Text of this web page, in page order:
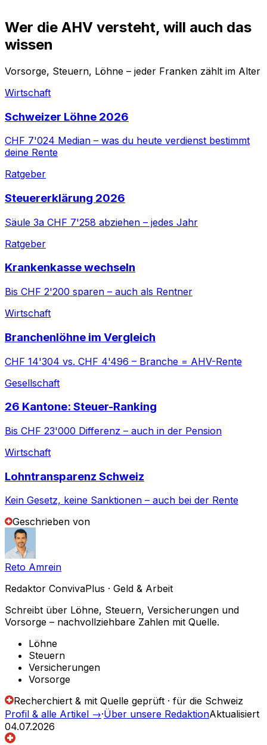
Wer die AHV versteht, will auch das
wissen
Vorsorge, Steuern, Löhne – jeder Franken zählt im Alter
Wirtschaft
Schweizer Löhne 2026
CHF 7'024 Median – was du heute verdienst bestimmt
deine Rente
Ratgeber
Steuererklärung 2026
Säule 3a CHF 7'258 abziehen – jedes Jahr
Ratgeber
Krankenkasse wechseln
Bis CHF 2'200 sparen – auch als Rentner
Wirtschaft
Branchenlöhne im Vergleich
CHF 14'304 vs. CHF 4'496 – Branche = AHV-Rente
Gesellschaft
26 Kantone: Steuer-Ranking
Bis CHF 23'000 Differenz – auch in der Pension
Wirtschaft
Lohntransparenz Schweiz
Kein Gesetz, keine Sanktionen – auch bei der Rente
Geschrieben von
Reto Amrein
Redaktor ConvivaPlus · Geld & Arbeit
Schreibt über Löhne, Steuern, Versicherungen und
Vorsorge – nachvollziehbare Zahlen mit Quelle.
Löhne
Steuern
Versicherungen
Vorsorge
Recherchiert & mit Quelle geprüft · für die Schweiz
Profil & alle Artikel →·Über unsere RedaktionAktualisiert
04.07.2026